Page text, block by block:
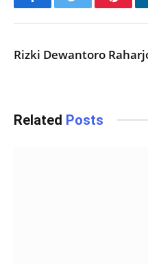
FacebookTwitter
Rizki Dewantoro
Related Posts